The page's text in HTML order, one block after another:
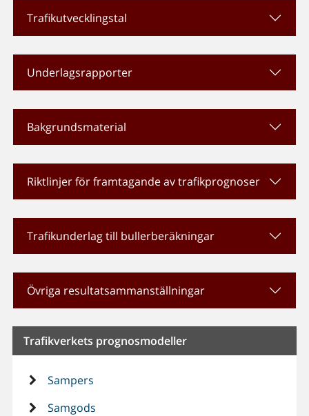
Trafikutvecklingstal
Underlagsrapporter
Bakgrundsmaterial
Riktlinjer för framtagande av trafikprognoser
Trafikunderlag till bullerberäkningar
Övriga resultatsammanställningar
Trafikverkets prognosmodeller
Sampers
Samgods